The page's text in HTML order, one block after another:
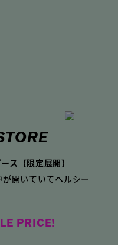
ス【限定展開】
開いていてヘルシー
PRICE!